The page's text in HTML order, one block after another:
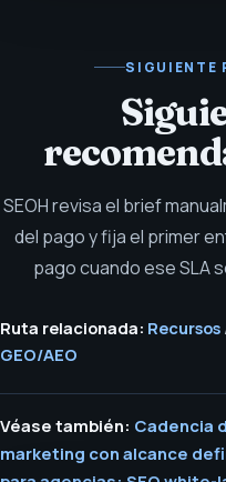
SIGUIENTE
SEOH revisa el brief
del pago y fija el primer
pago cuando ese SLA
Ruta relacionada: Recursos
GEO/AEO
Véase también: Cadencia
marketing con alcance